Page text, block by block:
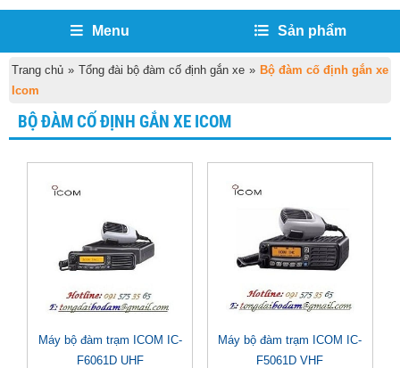
Menu Sản phẩm
Trang chủ » Tổng đài bộ đàm cố định gắn xe » Bộ đàm cố định gắn xe
Icom
BỘ ĐÀM CỐ ĐỊNH GẮN XE ICOM
Máy bộ đàm trạm ICOM IC-
F6061D UHF
Máy bộ đàm trạm ICOM IC-
F5061D VHF